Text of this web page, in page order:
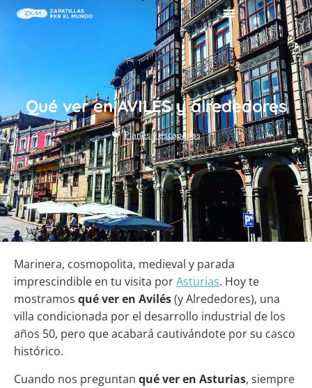
Qué ver en AVILÉS y alrededores
Planes y escapadas
Marinera, cosmopolita, medieval y parada
imprescindible en tu visita porAsturias. Hoy te
mostramos qué ver en Avilés(y Alrededores), una
villa condicionada por el desarrollo industrial de los
años 50, pero que acabará cautivándote por su casco
histórico.
Cuando nos preguntan qué ver en Asturias, siempre